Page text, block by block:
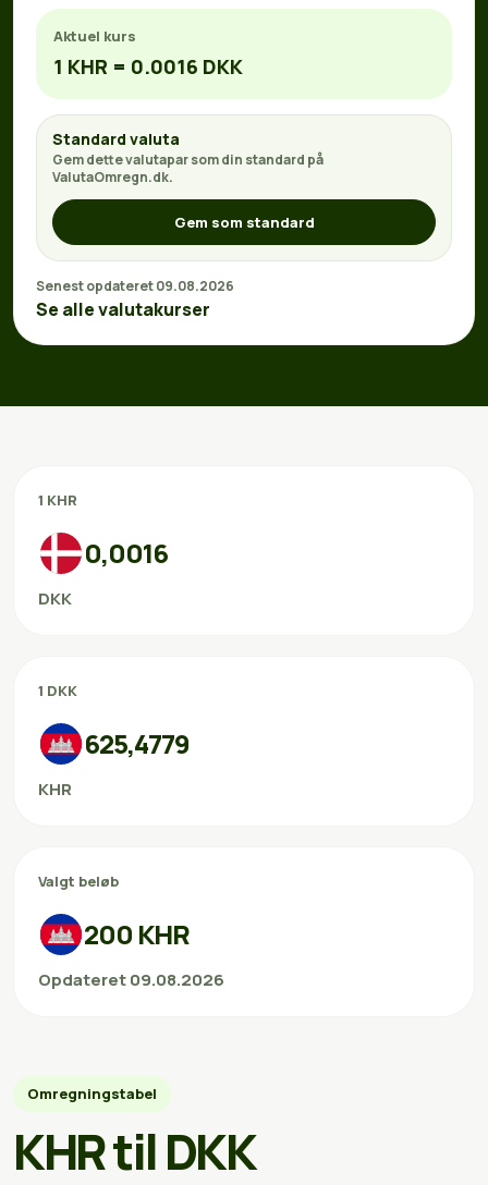
Aktuel kurs
1 KHR = 0.0016 DKK
Standard valuta
Gem dette valutapar som din standard på
ValutaOmregn.dk.
Gem som standard
Senest opdateret 09.08.2026
Se alle valutakurser
1 KHR
0,0016
DKK
1 DKK
625,4779
KHR
Valgt beløb
200 KHR
Opdateret 09.08.2026
Omregningstabel
KHR til DKK